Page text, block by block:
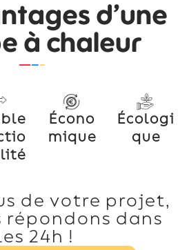
d’une
à chaleur
Écono
mique
Écologi
que
de votre projet,
répondons dans
24h !